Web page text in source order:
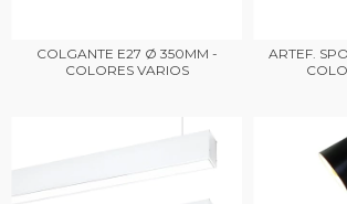
COLGANTE E27 Ø 350MM -
COLORES VARIOS
ARTEF.